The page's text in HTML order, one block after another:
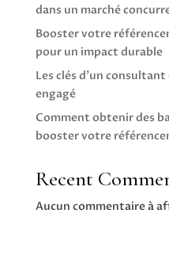
dans un marché
Booster votre
pour un impact durable
Les clés d’un
engagé
Comment obtenir des
booster votre
Recent
Aucun commentaire à